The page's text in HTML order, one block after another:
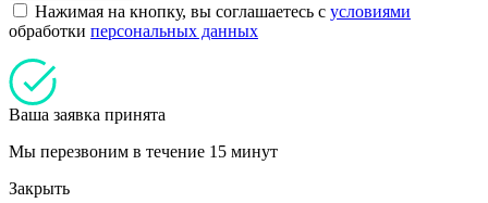
Нажимая на кнопку, вы соглашаетесь с условиями
обработки персональных данных
Ваша заявка принята
Мы перезвоним в течение 15 минут
Закрыть